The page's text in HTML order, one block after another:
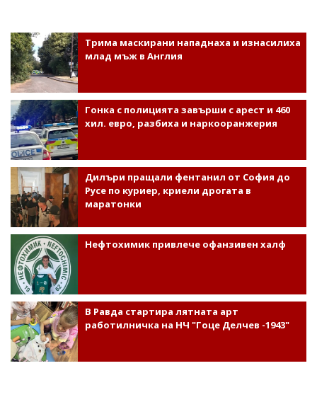
Трима маскирани нападнаха и изнасилиха
млад мъж в Англия
Гонка с полицията завърши с арест и 460
хил. евро, разбиха и наркооранжерия
Дилъри пращали фентанил от София до
Русе по куриер, криели дрогата в
маратонки
Нефтохимик привлече офанзивен халф
В Равда стартира лятната арт
работилничка на НЧ "Гоце Делчев -1943"